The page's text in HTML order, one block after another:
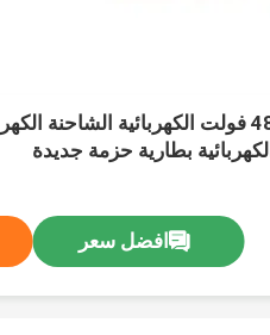
48 فولت الكهربائية الشاحنة
الكهربائية بطارية حزمة جديدة
افضل سعر